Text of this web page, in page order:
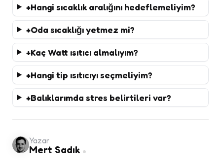
Hangi sıcaklık aralığını hedeflemeliyim?
Oda sıcaklığı yetmez mi?
Kaç Watt ısıtıcı almalıyım?
Hangi tip ısıtıcıyı seçmeliyim?
Balıklarımda stres belirtileri var?
Yazar
Mert Sadık